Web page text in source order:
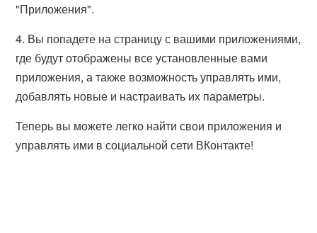
"Приложения".
4. Вы попадете на страницу с вашими приложениями,
где будут отображены все установленные вами
приложения, а также возможность управлять ими,
добавлять новые и настраивать их параметры.
Теперь вы можете легко найти свои приложения и
управлять ими в социальной сети ВКонтакте!